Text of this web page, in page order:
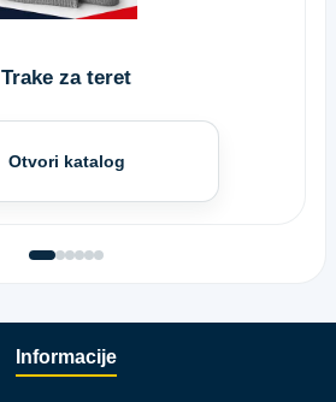
Trake za teret
Otvori katalog
Informacije